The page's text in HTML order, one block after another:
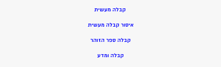
קבלה מעשית
איסור קבלה מעשית
קבלה ספר הזוהר
קבלה ומדע